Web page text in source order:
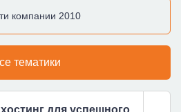
компании 2010
тематики
для успешного